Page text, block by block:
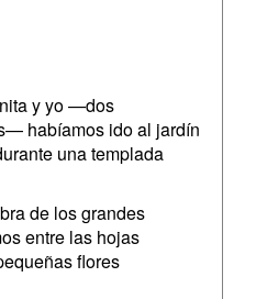
y yo —dos
habíamos ido al jardín
una templada
de los grandes
entre las hojas
flores